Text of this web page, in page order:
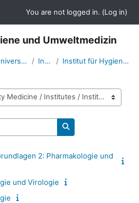
You are not logged in. (Log in)
und Umweltmedizin
University Medicine Institutes Institut für Hygiene und Umweltmedizin
Search courses
2: Pharmakologie und
und Virologie